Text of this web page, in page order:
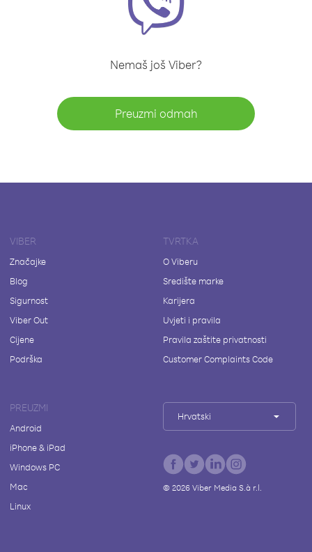
Nemaš još Viber?
Preuzmi odmah
VIBER
Značajke
Blog
Sigurnost
Viber Out
Cijene
Podrška
TVRTKA
O Viberu
Središte marke
Karijera
Uvjeti i pravila
Pravila zaštite privatnosti
Customer Complaints Code
PREUZMI
Android
iPhone & iPad
Windows PC
Mac
Linux
Hrvatski
© 2026Viber Media S.à r.l.